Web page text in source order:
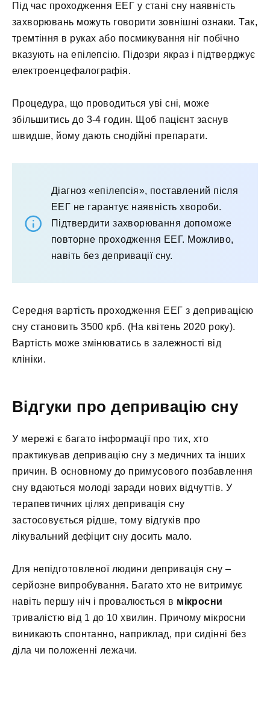
Під час проходження ЕЕГ у стані сну наявність
захворювань можуть говорити зовнішні ознаки. Так,
тремтіння в руках або посмикування ніг побічно
вказують на епілепсію. Підозри якраз і підтверджує
електроенцефалографія.
Процедура, що проводиться уві сні, може
збільшитись до 3-4 годин. Щоб пацієнт заснув
швидше, йому дають снодійні препарати.
Діагноз «епілепсія», поставлений після
ЕЕГ не гарантує наявність хвороби.
Підтвердити захворювання допоможе
повторне проходження ЕЕГ. Можливо,
навіть без депривації сну.
Середня вартість проходження ЕЕГ з депривацією
сну становить 3500 крб. (На квітень 2020 року).
Вартість може змінюватись в залежності від
клініки.
Відгуки про депривацію сну
У мережі є багато інформації про тих, хто
практикував депривацію сну з медичних та інших
причин. В основному до примусового позбавлення
сну вдаються молоді заради нових відчуттів. У
терапевтичних цілях депривація сну
застосовується рідше, тому відгуків про
лікувальний дефіцит сну досить мало.
Для непідготовленої людини депривація сну –
серйозне випробування. Багато хто не витримує
навіть першу ніч і провалюється в мікросни
тривалістю від 1 до 10 хвилин. Причому мікросни
виникають спонтанно, наприклад, при сидінні без
діла чи положенні лежачи.